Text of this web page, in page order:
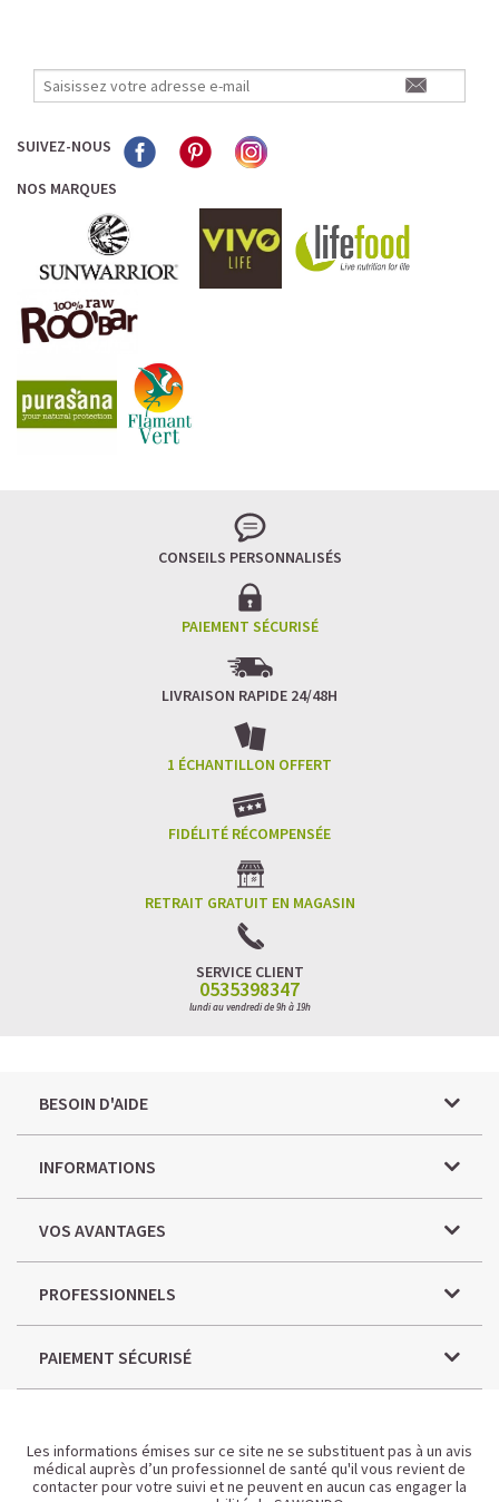
SUIVEZ-NOUS
NOS MARQUES
CONSEILS PERSONNALISÉS
PAIEMENT SÉCURISÉ
LIVRAISON RAPIDE 24/48H
1 ÉCHANTILLON OFFERT
FIDÉLITÉ RÉCOMPENSÉE
RETRAIT GRATUIT EN MAGASIN
SERVICE CLIENT
0535398347
lundi au vendredi de 9h à 19h
BESOIN D'AIDE
INFORMATIONS
VOS AVANTAGES
PROFESSIONNELS
PAIEMENT SÉCURISÉ
Les informations émises sur ce site ne se substituent pas à un avis
médical auprès d’un professionnel de santé qu'il vous revient de
contacter pour votre suivi et ne peuvent en aucun cas engager la